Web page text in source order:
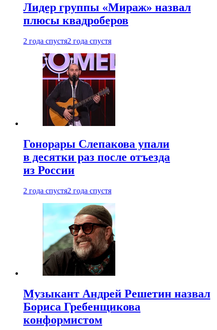
Лидер группы «Мираж» назвал
плюсы квадроберов
2 года спустя2 года спустя
Гонорары Слепакова упали
в десятки раз после отъезда
из России
2 года спустя2 года спустя
Музыкант Андрей Решетин назвал
Бориса Гребенщикова
конформистом